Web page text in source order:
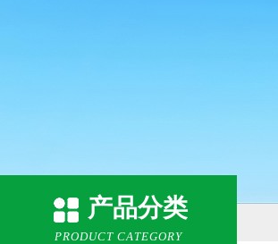
产品分类
PRODUCT CATEGORY